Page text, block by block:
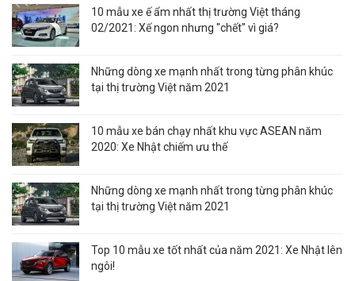
10 mẫu xe ế ẩm nhất thị trường Việt tháng
02/2021: Xế ngon nhưng "chết" vì giá?
Những dòng xe mạnh nhất trong từng phân khúc
tại thị trường Việt năm 2021
10 mẫu xe bán chạy nhất khu vực ASEAN năm
2020: Xe Nhật chiếm ưu thế
Những dòng xe mạnh nhất trong từng phân khúc
tại thị trường Việt năm 2021
Top 10 mẫu xe tốt nhất của năm 2021: Xe Nhật lên
ngôi!